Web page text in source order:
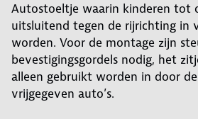
Autostoeltje waarin kinderen tot
uitsluitend tegen de rijrichting in
worden. Voor de montage zijn
bevestigingsgordels nodig, het
alleen gebruikt worden in door
vrijgegeven auto’s.